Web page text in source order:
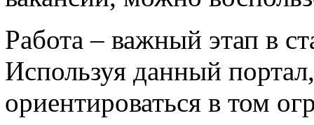
Работа – важный этап в
Используя данный
ориентироваться в том